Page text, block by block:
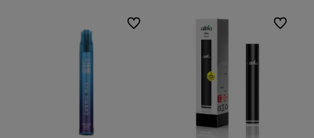
Do ulubionych Do